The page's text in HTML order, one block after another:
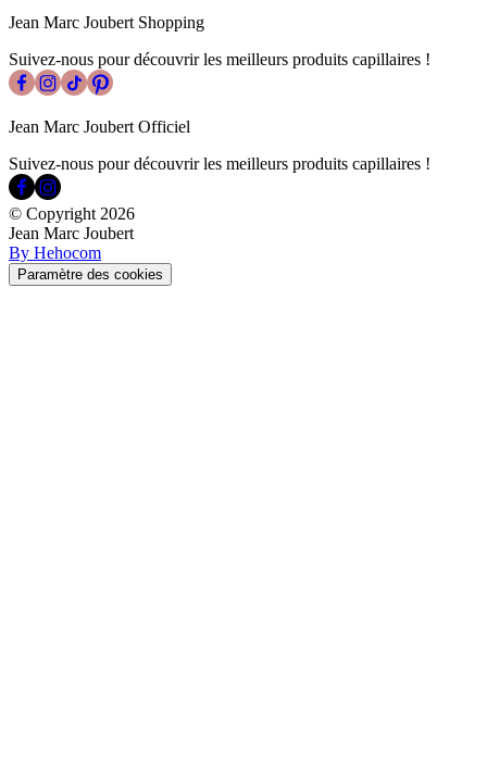
Jean Marc Joubert Shopping
Suivez-nous pour découvrir les meilleurs produits capillaires !
Jean Marc Joubert Officiel
Suivez-nous pour découvrir les meilleurs produits capillaires !
© Copyright2026
Jean Marc Joubert
By Hehocom
Paramètre des cookies